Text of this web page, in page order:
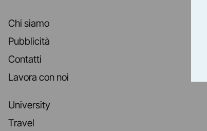
Chi siamo
Pubblicità
Contatti
Lavora con noi
University
Travel